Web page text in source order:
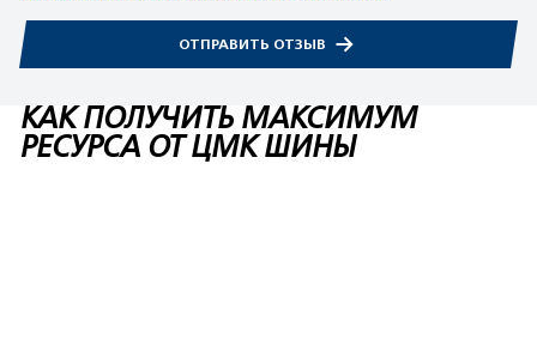
ОТПРАВИТЬ ОТЗЫВ
КАК ПОЛУЧИТЬ МАКСИМУМ
РЕСУРСА ОТ ЦМК ШИНЫ